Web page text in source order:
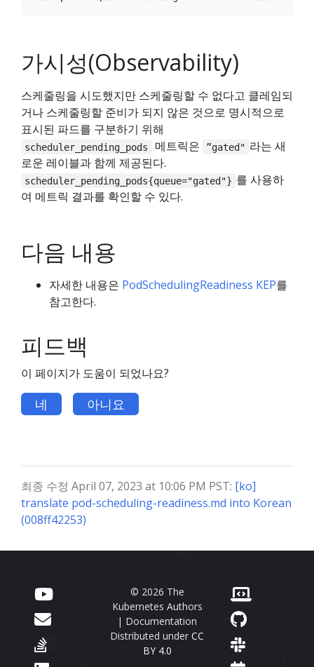
가시성(Observability)
스케줄링을 시도했지만 스케줄링할 수 없다고 클레임되
거나 스케줄링할 준비가 되지 않은 것으로 명시적으로
표시된 파드를 구분하기 위해
scheduler_pending_pods 메트릭은 ”gated" 라는 새
로운 레이블과 함께 제공된다.
scheduler_pending_pods{queue="gated"} 를 사용하
여 메트릭 결과를 확인할 수 있다.
다음 내용
자세한 내용은 PodSchedulingReadiness KEP를
참고한다.
피드백
이 페이지가 도움이 되었나요?
네 아니요
최종 수정 April 07, 2023 at 10:06 PM PST: [ko]
translate pod-scheduling-readiness.md into Korean
(008ff42253)
© 2026 The
Kubernetes Authors
| Documentation
Distributed under CC
BY 4.0